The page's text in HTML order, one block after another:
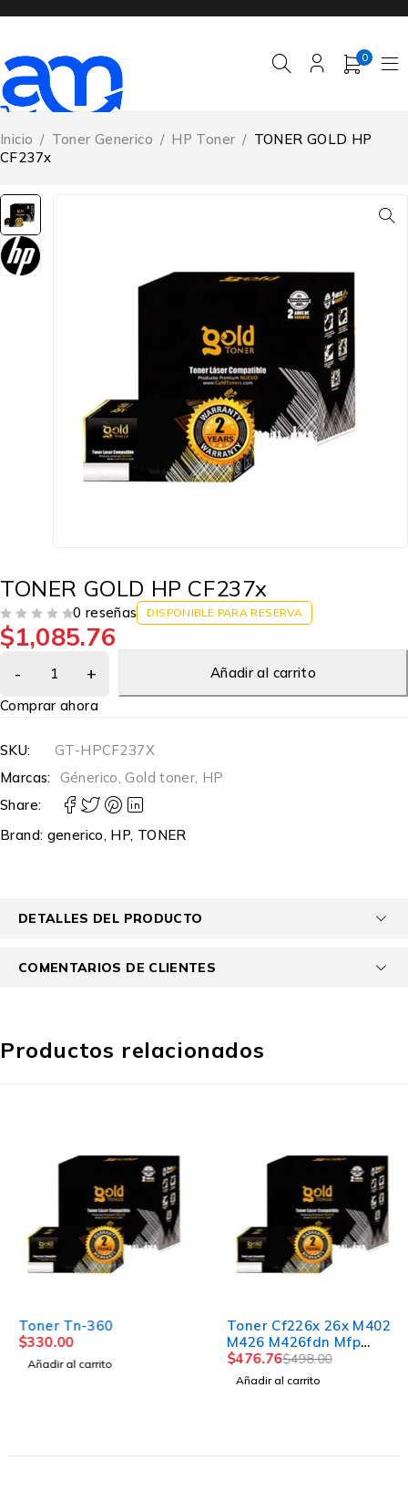
0
Inicio / Toner Generico / HP Toner / TONER GOLD HP
CF237x
TONER GOLD HP CF237x
0 reseñas DISPONIBLE PARA RESERVA
$1,085.76
Añadir al carrito
Comprar ahora
SKU:
GT-HPCF237X
Marcas:
Génerico, Gold toner, HP
Share:
Brand: generico, HP, TONER
DETALLES DEL PRODUCTO
COMENTARIOS DE CLIENTES
Productos relacionados
Toner Tn-360
330.00
Añadir al carrito
-4%
Toner Cf226x 26x M402
M426 M426fdn Mfp
M426fdw Mfp M402dn
$498.00
476.76
Añadir al carrito